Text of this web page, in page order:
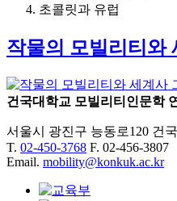
초콜릿과 유럽
작물의 모빌리티와
건국대학교 모빌리티인문학
서울시 광진구 능동로120 건
T. 02-450-3768 F. 02-456-3807
Email. mobility@konkuk.ac.kr